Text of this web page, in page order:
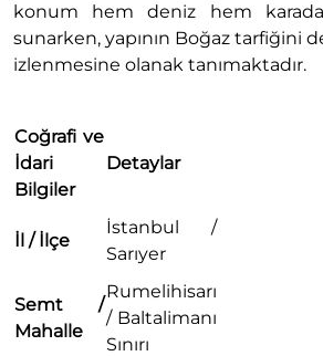
konum hem deniz hem
sunarken, yapının Boğaz tarfiğini
izlenmesine olanak tanımaktadır.
Coğrafi ve
İdari
Bilgiler
Detaylar
İl / İlçe
İstanbul /
Sarıyer
Semt /
Mahalle
Rumelihisarı
/ Baltalimanı
Sınırı